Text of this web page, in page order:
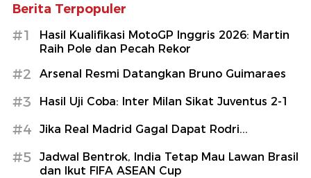
Berita Terpopuler
#1
Hasil Kualifikasi MotoGP Inggris 2026: Martin
Raih Pole dan Pecah Rekor
#2 Arsenal Resmi Datangkan Bruno Guimaraes
#3 Hasil Uji Coba: Inter Milan Sikat Juventus 2-1
#4 Jika Real Madrid Gagal Dapat Rodri...
#5
Jadwal Bentrok, India Tetap Mau Lawan Brasil
dan Ikut FIFA ASEAN Cup